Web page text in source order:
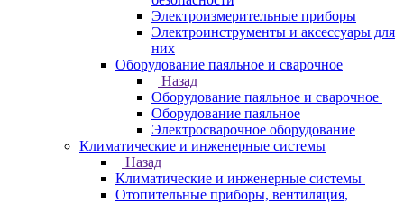
Электроизмерительные приборы
Электроинструменты и аксессуары для
них
Оборудование паяльное и сварочное
Назад
Оборудование паяльное и сварочное
Оборудование паяльное
Электросварочное оборудование
Климатические и инженерные системы
Назад
Климатические и инженерные системы
Отопительные приборы, вентиляция,